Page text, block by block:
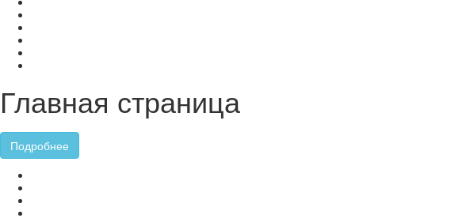
Главная страница
Подробнее